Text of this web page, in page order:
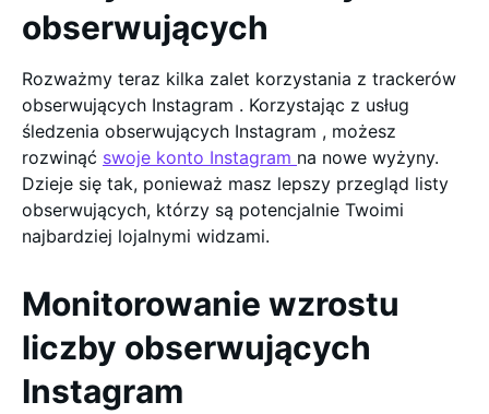
obserwujących
Rozważmy teraz kilka zalet korzystania z trackerów
obserwujących Instagram . Korzystając z usług
śledzenia obserwujących Instagram , możesz
rozwinąć swoje konto Instagram na nowe wyżyny.
Dzieje się tak, ponieważ masz lepszy przegląd listy
obserwujących, którzy są potencjalnie Twoimi
najbardziej lojalnymi widzami.
Monitorowanie wzrostu
liczby obserwujących
Instagram